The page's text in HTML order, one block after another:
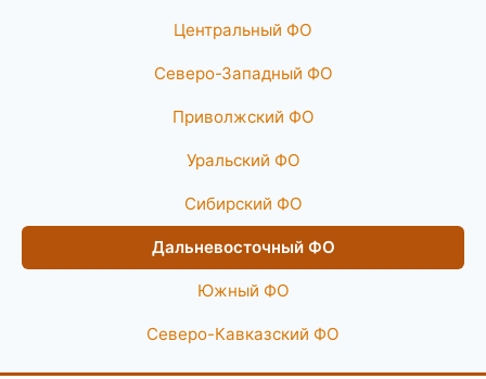
Центральный ФО
Северо-Западный ФО
Приволжский ФО
Уральский ФО
Сибирский ФО
Дальневосточный ФО
Южный ФО
Северо-Кавказский ФО